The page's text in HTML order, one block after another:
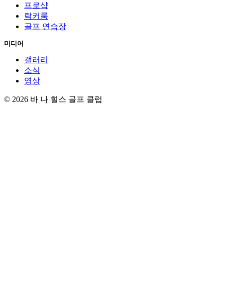
프로샵
락커룸
골프 연습장
미디어
갤러리
소식
영상
© 2026 바 나 힐스 골프 클럽